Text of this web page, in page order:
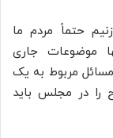
حتماً مردم ما
موضوعات جاری
مربوط به یک
در مجلس باید